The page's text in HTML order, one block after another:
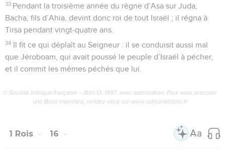
33 Pendant la troisième année du règne d’Asa sur Juda,
Bacha, fils d’Ahia, devint donc roi de tout Israël ; il régna à
Tirsa pendant vingt-quatre ans.
34 Il fit ce qui déplaît au Seigneur : il se conduisit aussi mal
que Jéroboam, qui avait poussé le peuple d’Israël à pécher,
et il commit les mêmes péchés que lui.
© Société biblique française – Bibli’O, 1997, avec autorisation. Pour vous procurer
une Bible imprimée, rendez-vous sur www.editionsbiblio.fr
1 Rois 16